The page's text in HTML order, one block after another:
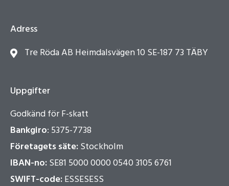
Adress
Tre Röda AB Heimdalsvägen 10 SE-187 73 TÄBY
Uppgifter
Godkänd för F-skatt
Bankgiro: 5375-7738
Företagets säte:Stockholm
IBAN-no:SE81 5000 0000 0540 3105 6761
SWIFT-code:ESSESESS